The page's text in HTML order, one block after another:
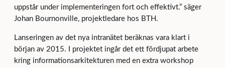
uppstår under implementeringen fort och effektivt.” säger
Johan Bournonville, projektledare hos BTH.
Lanseringen av det nya intranätet beräknas vara klart i
början av 2015. I projektet ingår det ett fördjupat arbete
kring informationsarkitekturen med en extra workshop